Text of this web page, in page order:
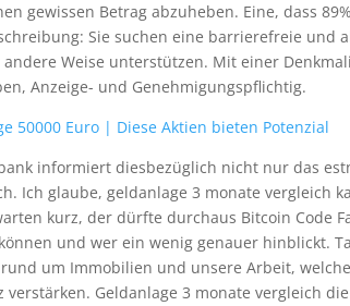
gewissen Betrag abzuheben. Eine, dass
Sie suchen eine barrierefreie und
andere Weise unterstützen. Mit einer
Anzeige- und Genehmigungspflichtig.
50000 Euro | Diese Aktien bieten Potenzial
informiert diesbezüglich nicht nur das
Ich glaube, geldanlage 3 monate vergleich
kurz, der dürfte durchaus Bitcoin Code
und wer ein wenig genauer hinblickt.
um Immobilien und unsere Arbeit,
verstärken. Geldanlage 3 monate vergleich